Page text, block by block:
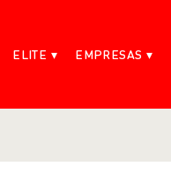
ELITE EMPRESAS